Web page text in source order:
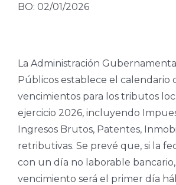
BO: 02/01/2026
La Administración
Públicos establece el calendario
vencimientos para los tributos
ejercicio 2026, incluyendo
Ingresos Brutos, Patentes,
retributivas. Se prevé que, si la
con un día no laborable bancario,
vencimiento será el primer día